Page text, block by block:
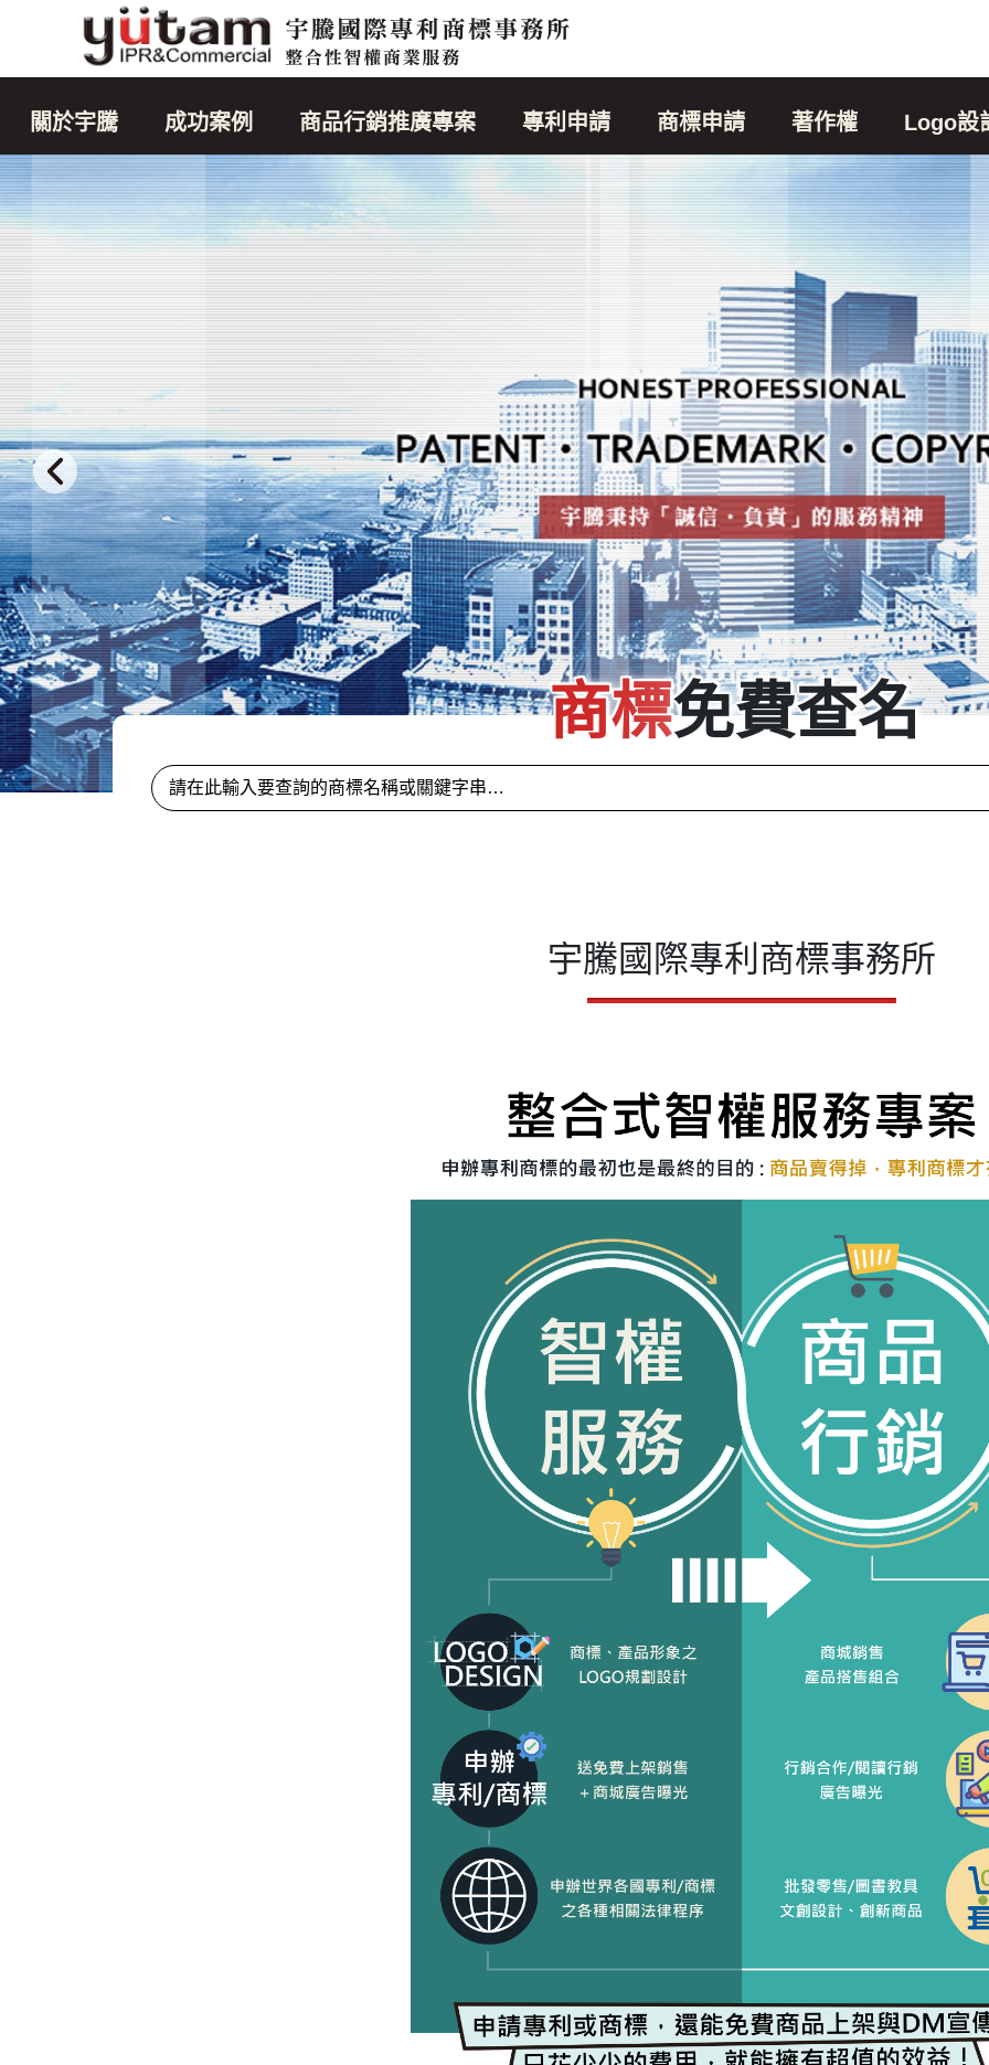
關於宇騰 成功案例 商品行銷推廣專案 專利申請 商標申請 著作權 Logo設
商標免費查名
宇騰國際專利商標事務所